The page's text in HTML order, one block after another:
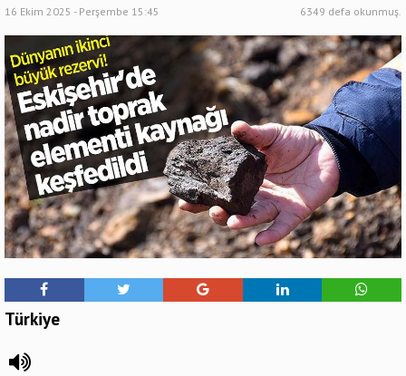
16 Ekim 2025 - Perşembe 15:45 6349 defa okunmuş.
Türkiye